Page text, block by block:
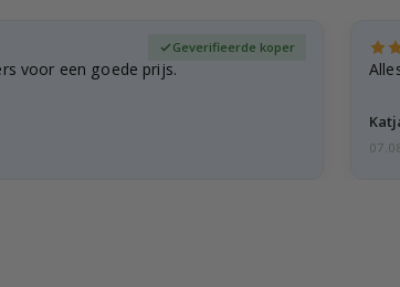
voor een goede prijs.
Geverifieerde koper